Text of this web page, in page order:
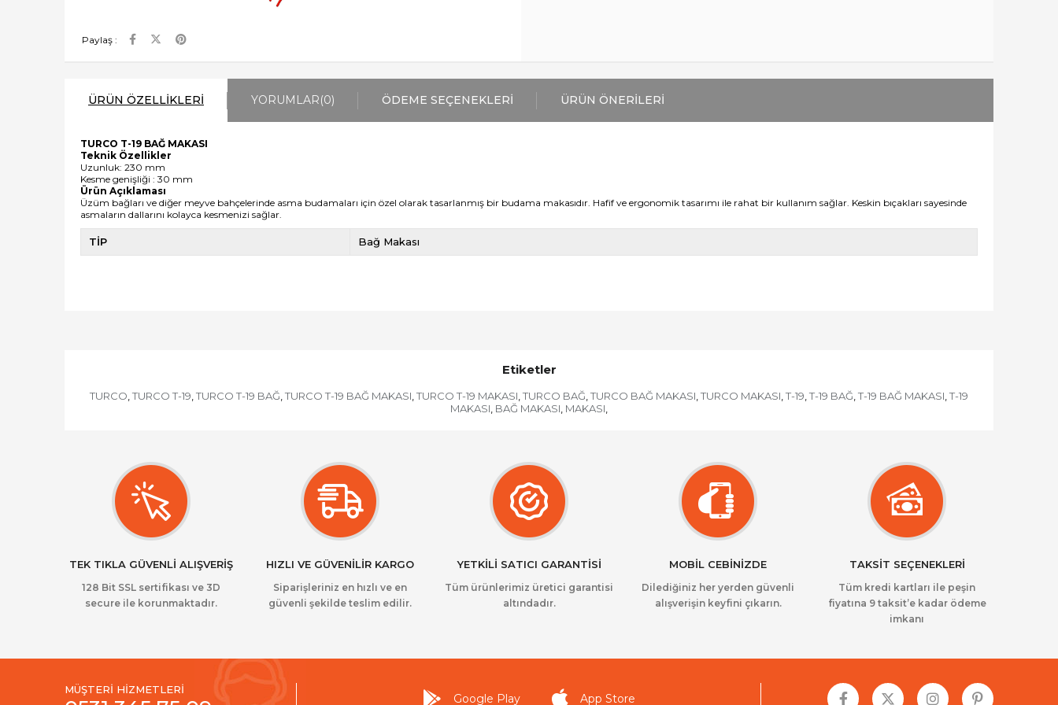
Paylaş :
ÜRÜN ÖZELLIKLERI YORUMLAR(0) ÖDEME SEÇENEKLERI ÜRÜN ÖNERILERI
TURCO T-19 BAĞ MAKASI
Teknik Özellikler
Uzunluk: 230 mm
Kesme genişliği : 30 mm
Ürün Açıklaması
Üzüm bağları ve diğer meyve bahçelerinde asma budamaları için özel olarak tasarlanmış bir budama makasıdır. Hafif ve ergonomik tasarımı ile rahat bir kullanım sağlar. Keskin bıçakları sayesinde
asmaların dallarını kolayca kesmenizi sağlar.
TİP Bağ Makası
Etiketler
TURCO, TURCO T-19, TURCO T-19 BAĞ, TURCO T-19 BAĞ MAKASI, TURCO T-19 MAKASI, TURCO BAĞ, TURCO BAĞ MAKASI, TURCO MAKASI, T-19, T-19 BAĞ, T-19 BAĞ MAKASI, T-19
MAKASI, BAĞ MAKASI, MAKASI,
TEK TIKLA GÜVENLİ ALIŞVERİŞ
128 Bit SSL sertifikası ve 3D
secure ile korunmaktadır.
HIZLI VE GÜVENİLİR KARGO
Siparişleriniz en hızlı ve en
güvenli şekilde teslim edilir.
YETKİLİ SATICI GARANTİSİ
Tüm ürünlerimiz üretici garantisi
altındadır.
MOBİL CEBİNİZDE
Dilediğiniz her yerden güvenli
alışverişin keyfini çıkarın.
TAKSİT SEÇENEKLERİ
Tüm kredi kartları ile peşin
fiyatına 9 taksit’e kadar ödeme
imkanı
MÜŞTERİ HİZMETLERİ
Google Play App Store